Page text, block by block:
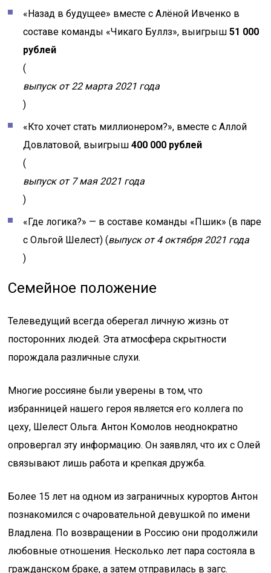
«Назад в будущее» вместе с Алёной Ивченко в
составе команды «Чикаго Буллз», выигрыш51 000
рублей
(
выпуск от 22 марта 2021 года
)
«Кто хочет стать миллионером?», вместе с Аллой
Довлатовой, выигрыш400 000 рублей
(
выпуск от 7 мая 2021 года
)
«Где логика?» — в составе команды «Пшик» (в паре
с Ольгой Шелест) (выпуск от 4 октября 2021 года
)
Семейное положение
Телеведущий всегда оберегал личную жизнь от
посторонних людей. Эта атмосфера скрытности
порождала различные слухи.
Многие россияне были уверены в том, что
избранницей нашего героя является его коллега по
цеху, Шелест Ольга. Антон Комолов неоднократно
опровергал эту информацию. Он заявлял, что их с Олей
связывают лишь работа и крепкая дружба.
Более 15 лет на одном из заграничных курортов Антон
познакомился с очаровательной девушкой по имени
Владлена. По возвращении в Россию они продолжили
любовные отношения. Несколько лет пара состояла в
гражданском браке, а затем отправилась в загс.